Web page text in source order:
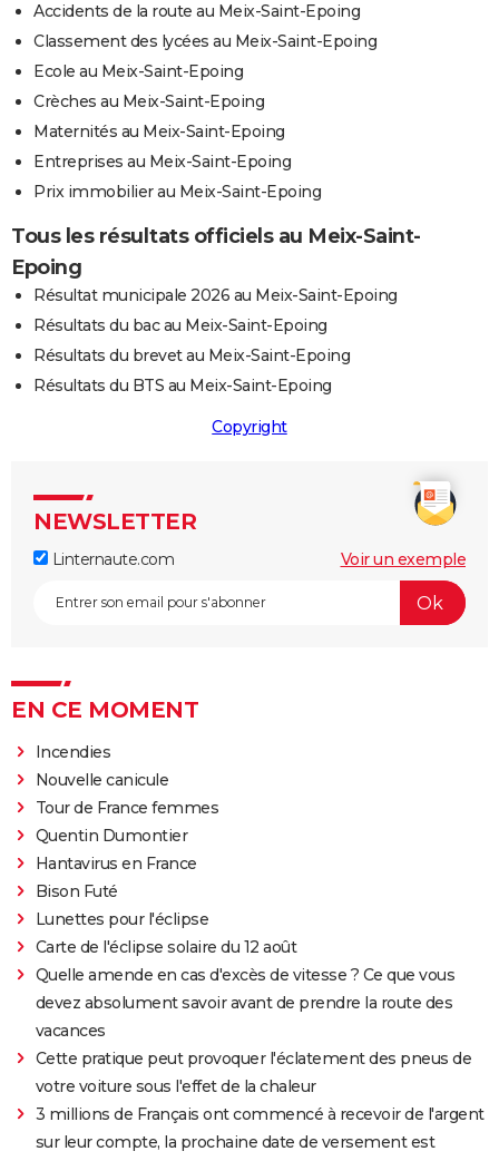
Accidents de la route au Meix-Saint-Epoing
Classement des lycées au Meix-Saint-Epoing
Ecole au Meix-Saint-Epoing
Crèches au Meix-Saint-Epoing
Maternités au Meix-Saint-Epoing
Entreprises au Meix-Saint-Epoing
Prix immobilier au Meix-Saint-Epoing
Tous les résultats officiels au Meix-Saint-
Epoing
Résultat municipale 2026 au Meix-Saint-Epoing
Résultats du bac au Meix-Saint-Epoing
Résultats du brevet au Meix-Saint-Epoing
Résultats du BTS au Meix-Saint-Epoing
Copyright
NEWSLETTER
Linternaute.com Voir un exemple
EN CE MOMENT
Incendies
Nouvelle canicule
Tour de France femmes
Quentin Dumontier
Hantavirus en France
Bison Futé
Lunettes pour l'éclipse
Carte de l'éclipse solaire du 12 août
Quelle amende en cas d'excès de vitesse ? Ce que vous
devez absolument savoir avant de prendre la route des
vacances
Cette pratique peut provoquer l'éclatement des pneus de
votre voiture sous l'effet de la chaleur
3 millions de Français ont commencé à recevoir de l'argent
sur leur compte, la prochaine date de versement est